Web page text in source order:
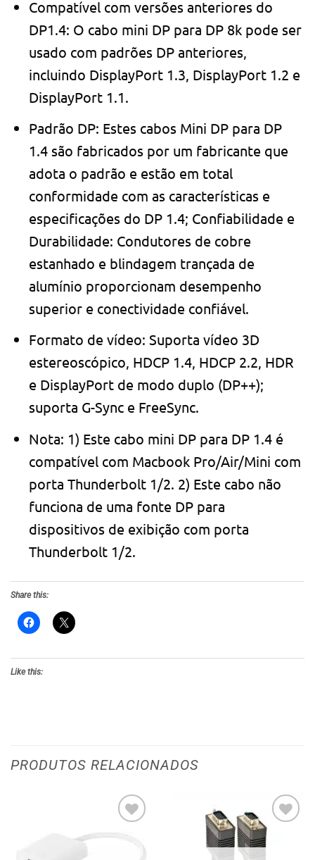
Compatível com versões anteriores do
DP1.4: O cabo mini DP para DP 8k pode ser
usado com padrões DP anteriores,
incluindo DisplayPort 1.3, DisplayPort 1.2 e
DisplayPort 1.1.
Padrão DP: Estes cabos Mini DP para DP
1.4 são fabricados por um fabricante que
adota o padrão e estão em total
conformidade com as características e
especificações do DP 1.4; Confiabilidade e
Durabilidade: Condutores de cobre
estanhado e blindagem trançada de
alumínio proporcionam desempenho
superior e conectividade confiável.
Formato de vídeo: Suporta vídeo 3D
estereoscópico, HDCP 1.4, HDCP 2.2, HDR
e DisplayPort de modo duplo (DP++);
suporta G-Sync e FreeSync.
Nota: 1) Este cabo mini DP para DP 1.4 é
compatível com Macbook Pro/Air/Mini com
porta Thunderbolt 1/2. 2) Este cabo não
funciona de uma fonte DP para
dispositivos de exibição com porta
Thunderbolt 1/2.
Share this:
Like this:
PRODUTOS RELACIONADOS
Adicionar
aos meus
Adicionar
aos meus